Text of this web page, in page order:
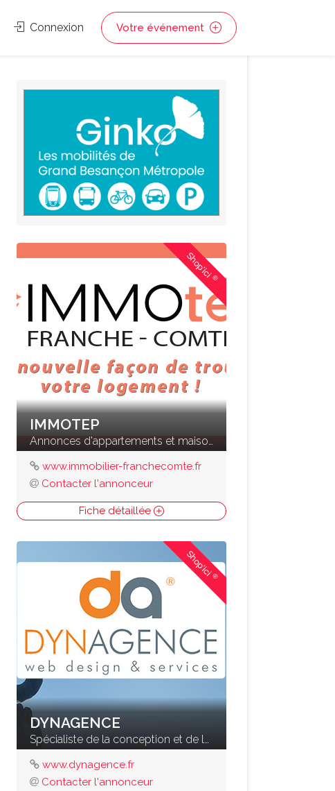
Connexion Votre événement
Shop'ici®
IMMOTEP
Annonces d'appartements et maisons à vendre
www.immobilier-franchecomte.fr
Contacter l'annonceur
Fiche détaillée
Shop'ici®
DYNAGENCE
Spécialiste de la conception et de la création de sites Internet
www.dynagence.fr
Contacter l'annonceur